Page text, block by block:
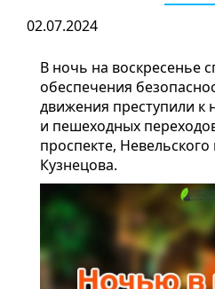
02.07.2024
В ночь на воскресенье
обеспечения
движения преступили к
и пешеходных
проспекте,
Кузнецова.